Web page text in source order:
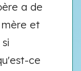
a de
et
ce